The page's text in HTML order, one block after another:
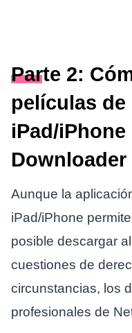
Parte 2:
películas de
iPad/
Downloader
Aunque la
iPad/iPhone
posible descargar
cuestiones de
circunstancias, los
profesionales de